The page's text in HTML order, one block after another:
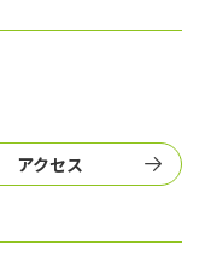
アクセス